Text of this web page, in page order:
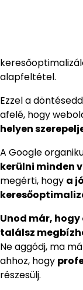
alapfeltétel.
Ezzel a
afelé, hogy
helyen
A Google
kerülni minden
megérti, hogy a
Unod már, hogy
találsz
Ne aggódj, ma
ahhoz, hogy
részesülj.